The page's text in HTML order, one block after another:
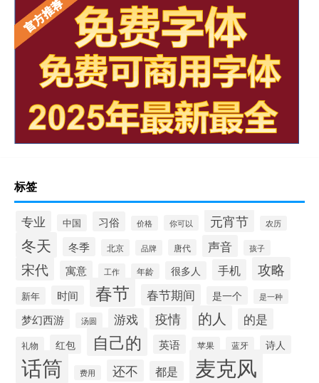
标签
专业 中国 习俗 价格 你可以 元宵节 农历
冬天 冬季 北京 品牌 唐代 声音 孩子
宋代 寓意 工作 年龄 很多人 手机 攻略
新年 时间 春节 春节期间 是一个 是一种
梦幻西游 汤圆 游戏 疫情 的人 的是
礼物 红包 自己的 英语 苹果 蓝牙 诗人
话筒 费用 还不 都是 麦克风